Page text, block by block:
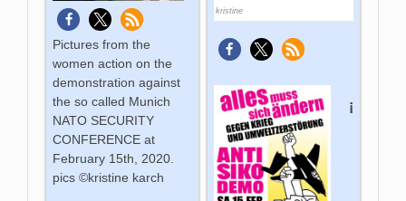
Pictures from the
women action on the
demonstration against
the so called Munich
NATO SECURITY
CONFERENCE at
February 15th, 2020.
pics ©kristine karch
kristine
¡